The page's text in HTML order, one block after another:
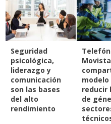
Seguridad
psicológica,
liderazgo y
comunicación
son las bases
del alto
rendimiento
modelo
reducir
de